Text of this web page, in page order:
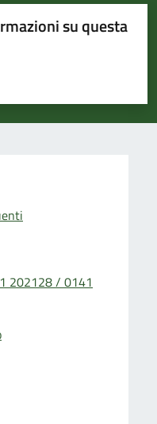
su questa
202128 / 0141